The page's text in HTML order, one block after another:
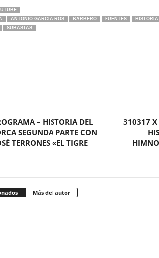
ANTONIO GARCIA ROS BARBERO FUENTES HISTORIA
SUBASTAS
– HISTORIA DEL
SEGUNDA PARTE CON
TERRONES «EL TIGRE
310317 X
Más del autor